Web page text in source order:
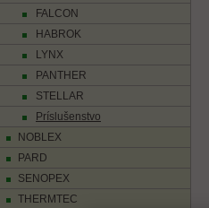
FALCON
HABROK
LYNX
PANTHER
STELLAR
Príslušenstvo
NOBLEX
PARD
SENOPEX
THERMTEC